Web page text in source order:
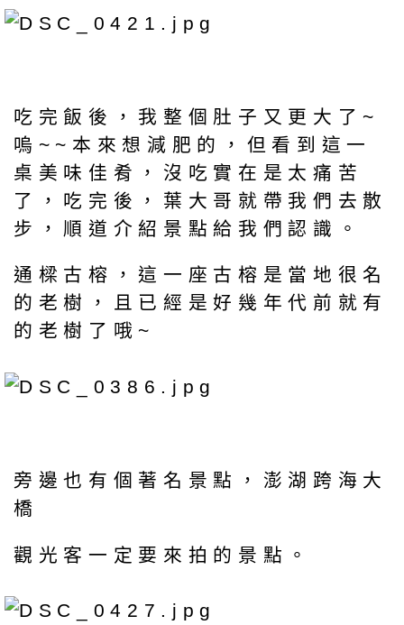
吃完飯後，我整個肚子又更大了~
嗚~~本來想減肥的，但看到這一
桌美味佳肴，沒吃實在是太痛苦
了，吃完後，葉大哥就帶我們去散
步，順道介紹景點給我們認識。
通樑古榕，這一座古榕是當地很名
的老樹，且已經是好幾年代前就有
的老樹了哦~
旁邊也有個著名景點，澎湖跨海大
橋
觀光客一定要來拍的景點。